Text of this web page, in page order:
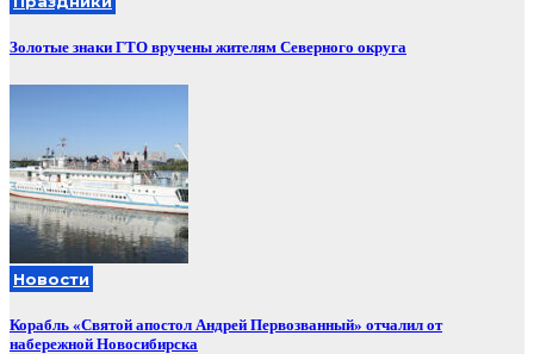
Золотые знаки ГТО вручены жителям Северного округа
Новости
Корабль «Святой апостол Андрей Первозванный» отчалил от
набережной Новосибирска